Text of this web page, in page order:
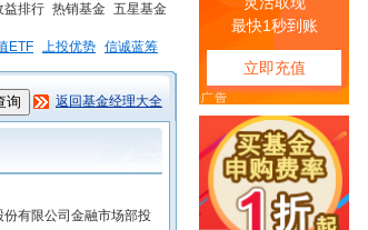
益排行 热销基金 五星基金
ETF 上投优势 信诚蓝筹
返回基金经理大全
有限公司金融市场部投